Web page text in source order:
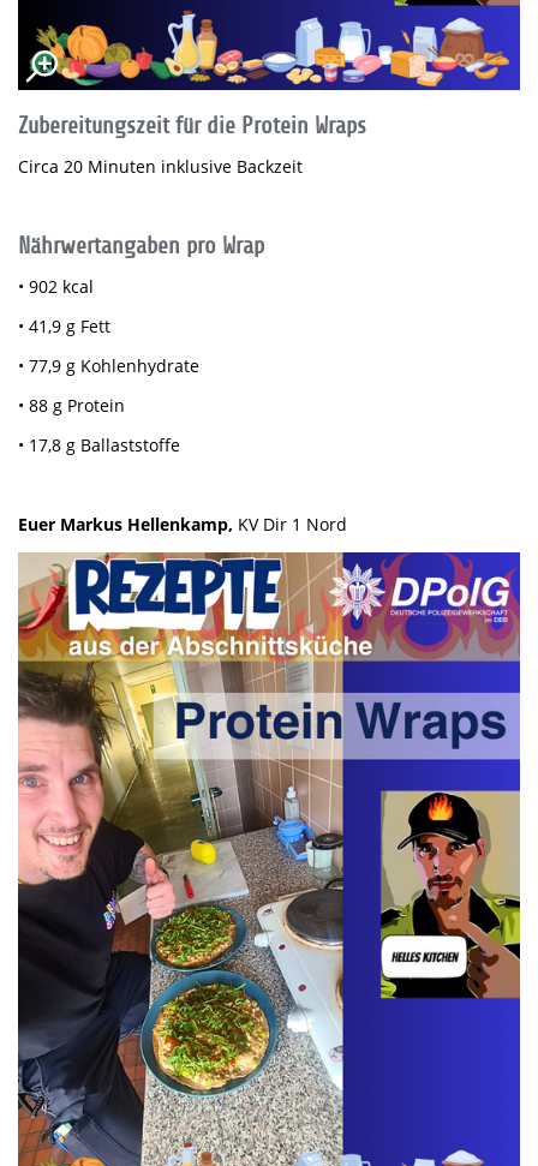
Zubereitungszeit für die Protein Wraps
Circa 20 Minuten inklusive Backzeit
Nährwertangaben pro Wrap
• 902 kcal
• 41,9 g Fett
• 77,9 g Kohlenhydrate
• 88 g Protein
• 17,8 g Ballaststoffe
Euer Markus Hellenkamp, KV Dir 1 Nord